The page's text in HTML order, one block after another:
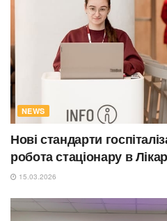
NEWS
Нові стандарти
робота стаціонару в
15.03.2026